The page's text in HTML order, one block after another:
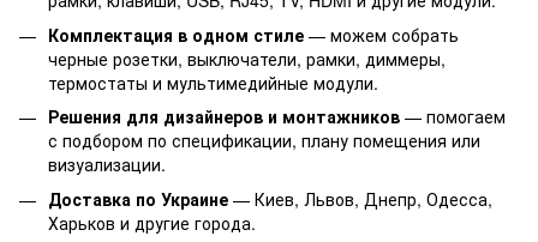
Комплектация в одном стиле — можем собрать
черные розетки, выключатели, рамки, диммеры,
термостаты и мультимедийные модули.
Решения для дизайнеров и монтажников — помогаем
с подбором по спецификации, плану помещения или
визуализации.
Доставка по Украине — Киев, Львов, Днепр, Одесса,
Харьков и другие города.